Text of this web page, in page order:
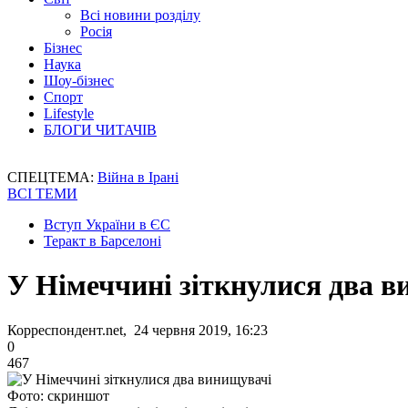
Всі новини розділу
Росія
Бізнес
Наука
Шоу-бізнес
Спорт
Lifestyle
БЛОГИ ЧИТАЧІВ
СПЕЦТЕМА: Війна в Ірані
ВСІ ТЕМИ
Вступ України в ЄС
Теракт в Барселоні
У Німеччині зіткнулися два
Корреспондент.net, 24 червня 2019, 16:23
0
467
Фото: скриншот